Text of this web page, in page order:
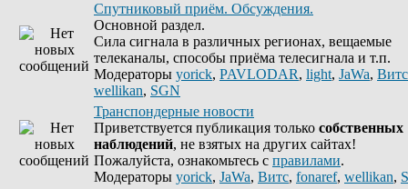
Спутниковый приём. Обсуждения.
Основной раздел.
Сила сигнала в различных регионах, вещаемые
телеканалы, способы приёма телесигнала и т.п.
Модераторы yorick, PAVLODAR, light, JaWa, Витс
wellikan, SGN
Транспондерные новости
Приветствуется публикация только собственных
наблюдений, не взятых на других сайтах!
Пожалуйста, ознакомьтесь с правилами.
Модераторы yorick, JaWa, Витс, fonaref, wellikan,